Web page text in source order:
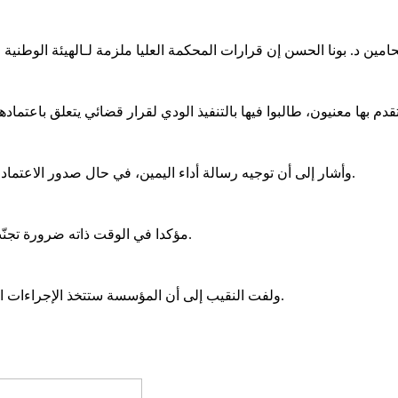
وأشار إلى أن توجيه رسالة أداء اليمين، في حال صدور الاعتماد عن المحكمة العليا، يُعد إجراء شكليا لا يؤثر على حجية القرار القضائي.
مؤكدا في الوقت ذاته ضرورة تجنّب السجالات الجانبية لما لها من انعكاسات سلبية على وحدة المحامين.
ولفت النقيب إلى أن المؤسسة ستتخذ الإجراءات اللازمة، بما فيذلك مراسلة المحكمة العليا بخصوص ترتيبات أداء اليمين.